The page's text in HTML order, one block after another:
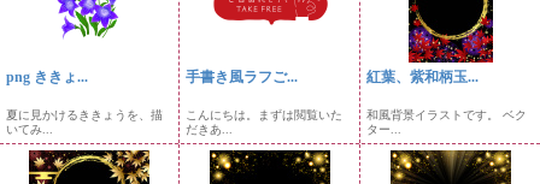
png ききょ...
夏に見かけるききょうを、描
いてみ...
手書き風ラフご...
こんにちは。まずは閲覧いた
だきあ...
紅葉、紫和柄玉...
和風背景イラストです。 ベク
ター...